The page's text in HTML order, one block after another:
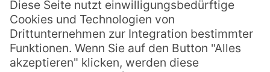
Im Anschluss können Sie dann voll und
ganz eintauchen in das Abenteuer Samoa:
Von der traditionellen Tattoo-Kunst über
das Flechten von Körben, dem Schnitzen